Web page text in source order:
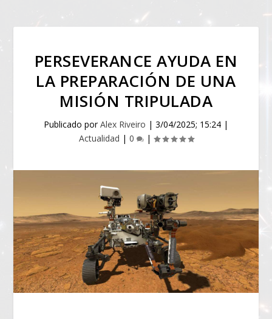
PERSEVERANCE AYUDA EN
LA PREPARACIÓN DE UNA
MISIÓN TRIPULADA
Publicado porAlex Riveiro | 3/04/2025; 15:24 |
Actualidad | 0 |